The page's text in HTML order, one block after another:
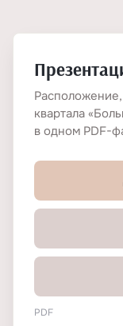
квартала
в одном PDF-
PDF